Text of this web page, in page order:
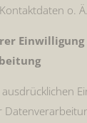
o.
Einwilligung